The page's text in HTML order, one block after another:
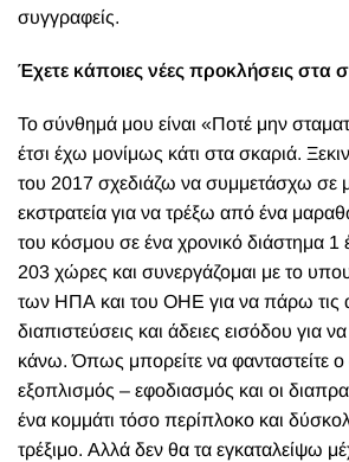
συγγραφείς.
Έχετε κάποιες νέες προκλήσεις στα
Το σύνθημά μου είναι «Ποτέ μην
έτσι έχω μονίμως κάτι στα σκαριά.
του 2017 σχεδιάζω να συμμετάσχω σε
εκστρατεία για να τρέξω από ένα
του κόσμου σε ένα χρονικό διάστημα
203 χώρες και συνεργάζομαι με το
των ΗΠΑ και του ΟΗΕ για να πάρω τις
διαπιστεύσεις και άδειες εισόδου για
κάνω. Όπως μπορείτε να φανταστείτε
εξοπλισμός – εφοδιασμός και οι
ένα κομμάτι τόσο περίπλοκο και
τρέξιμο. Αλλά δεν θα τα εγκαταλείψω